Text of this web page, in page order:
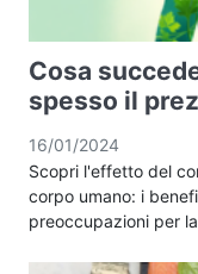
Cosa
spesso il
16/01/2024
Scopri l'effetto del
corpo umano: i
preoccupazioni per